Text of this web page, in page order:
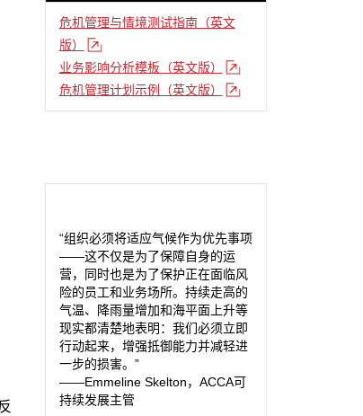
危机管理与情境测试指南（英文
版）
业务影响分析模板（英文版）
危机管理计划示例（英文版）
“组织必须将适应气候作为优先事项
——这不仅是为了保障自身的运
营，同时也是为了保护正在面临风
险的员工和业务场所。持续走高的
气温、降雨量增加和海平面上升等
现实都清楚地表明：我们必须立即
行动起来，增强抵御能力并减轻进
一步的损害。”
——Emmeline Skelton，ACCA可
持续发展主管